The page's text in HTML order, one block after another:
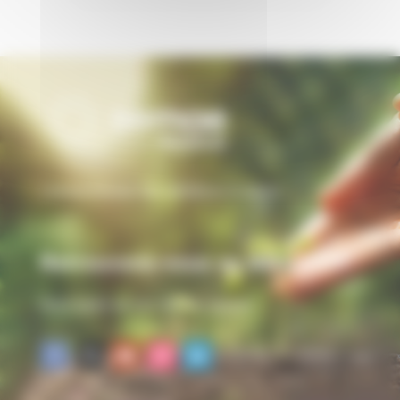
Retrouvons-nous au #SIA2026
Nous suivre sur nos réseaux sociaux